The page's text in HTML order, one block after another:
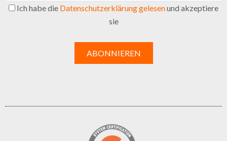
Ich habe die Datenschutzerklärung gelesenund akzeptiere
sie